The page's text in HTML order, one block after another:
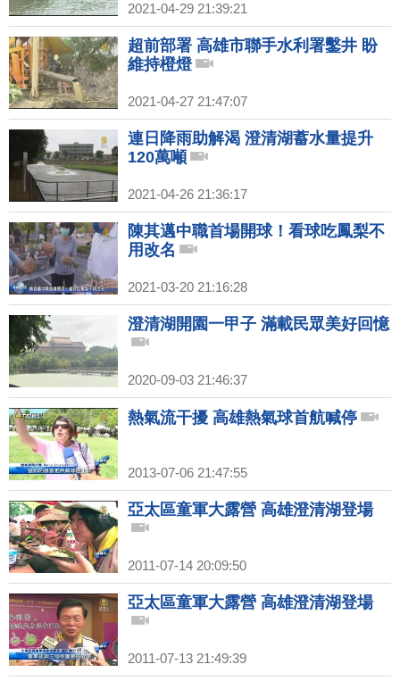
2021-04-29 21:39:21
超前部署 高雄市聯手水利署鑿井 盼
維持橙燈
2021-04-27 21:47:07
連日降雨助解渴 澄清湖蓄水量提升
120萬噸
2021-04-26 21:36:17
陳其邁中職首場開球！看球吃鳳梨不
用改名
2021-03-20 21:16:28
澄清湖開園一甲子 滿載民眾美好回憶
2020-09-03 21:46:37
熱氣流干擾 高雄熱氣球首航喊停
2013-07-06 21:47:55
亞太區童軍大露營 高雄澄清湖登場
2011-07-14 20:09:50
亞太區童軍大露營 高雄澄清湖登場
2011-07-13 21:49:39